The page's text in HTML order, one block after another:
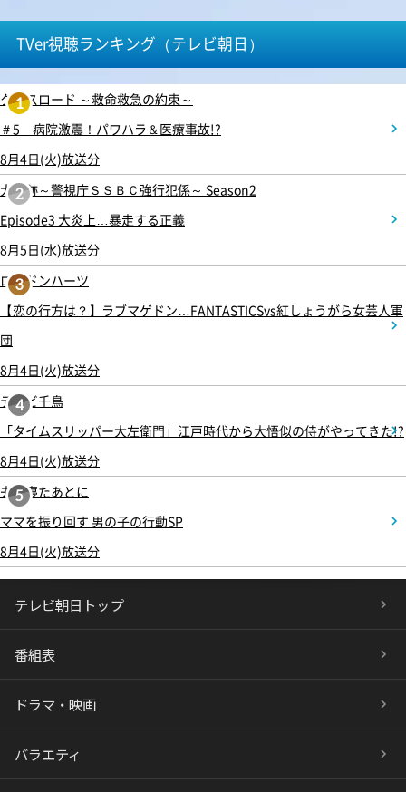
TVer視聴ランキング（テレビ朝日）
1
クロスロード ～救命救急の約束～
＃5 病院激震！パワハラ＆医療事故!?
8月4日(火)放送分
2
大追跡～警視庁ＳＳＢＣ強行犯係～ Season2
Episode3 大炎上…暴走する正義
8月5日(水)放送分
3
ロンドンハーツ
【恋の行方は？】ラブマゲドン…FANTASTICSvs紅しょうがら女芸人軍
団
8月4日(火)放送分
4
テレビ千鳥
「タイムスリッパー大左衛門」江戸時代から大悟似の侍がやってきた!?
8月4日(火)放送分
5
夫が寝たあとに
ママを振り回す 男の子の行動SP
8月4日(火)放送分
テレビ朝日トップ
番組表
ドラマ・映画
バラエティ